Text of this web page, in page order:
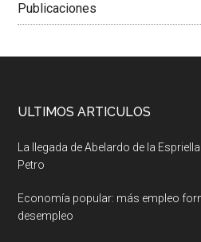
Publicaciones
ULTIMOS ARTICULOS
La llegada de Abelardo de la
Petro
Economía popular: más empleo
desempleo